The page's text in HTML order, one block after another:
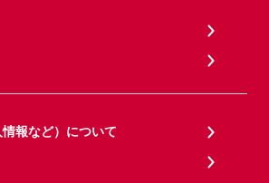
報など）について